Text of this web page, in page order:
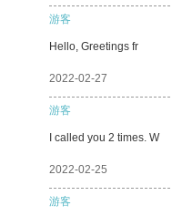
游客
Hello, Greetings fr
2022-02-27
游客
I called you 2 times. W
2022-02-25
游客